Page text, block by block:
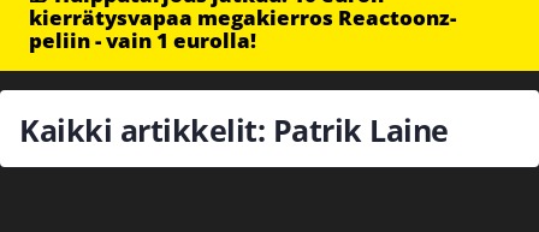
kierrätysvapaa megakierros Reactoonz-
peliin - vain 1 eurolla!
Kaikki artikkelit: Patrik Laine